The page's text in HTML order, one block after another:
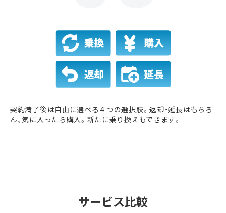
契約満了後は自由に選べる４つの選択肢。返却・延長はもちろ
ん、気に入ったら購入。新たに乗り換えもできます。
サービス比較